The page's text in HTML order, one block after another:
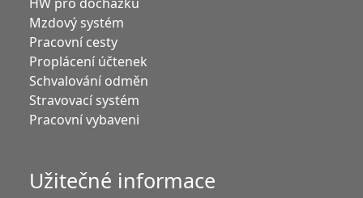
Mzdový systém
Pracovní cesty
Proplácení účtenek
Schvalování odměn
Stravovací systém
Pracovní vybaveni
Užitečné informace